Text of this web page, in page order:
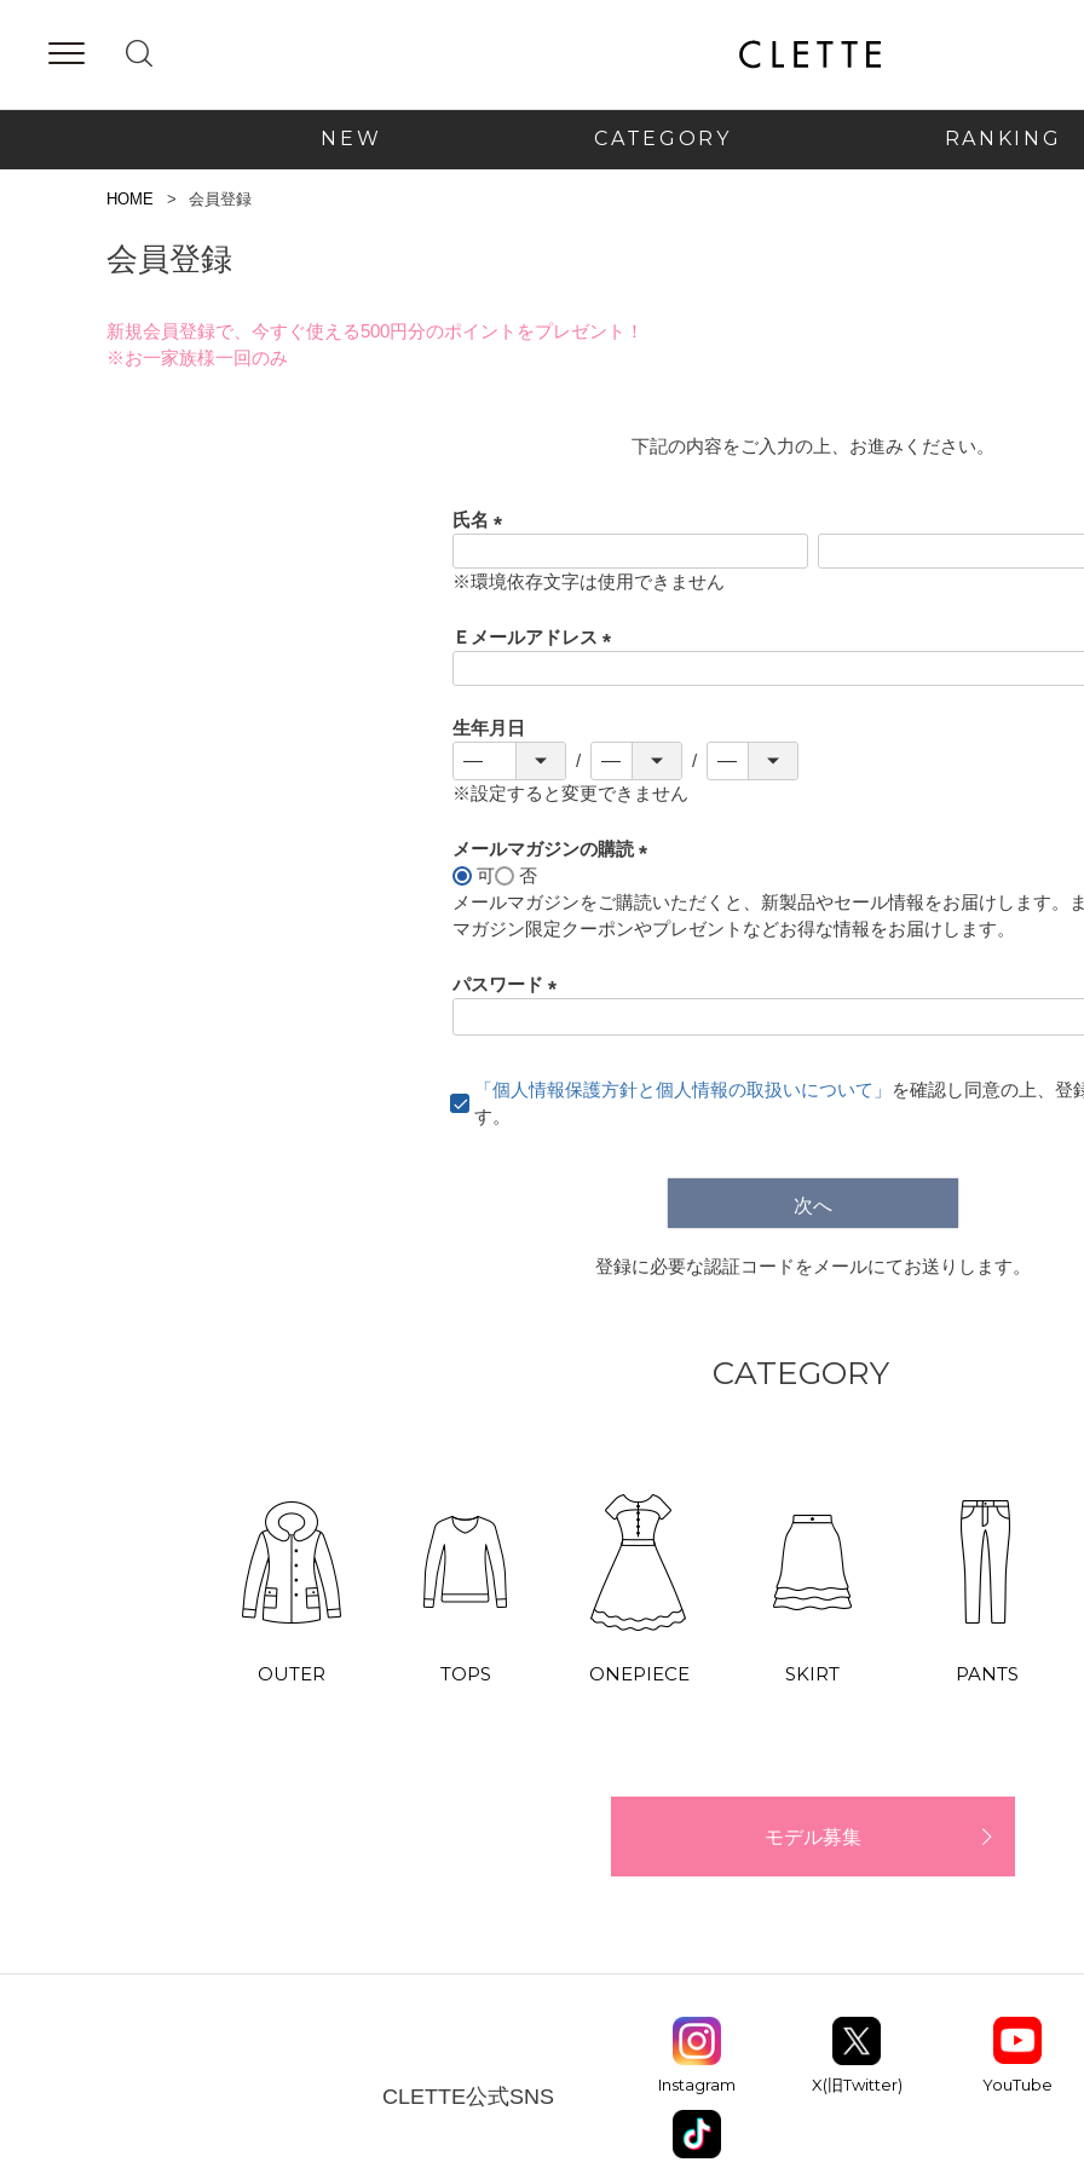
NEW CATEGORY RANKING
HOME 会員登録
会員登録
新規会員登録で、今すぐ使える500円分のポイントをプレゼント！
※お一家族様一回のみ
下記の内容をご入力の上、お進みください。
氏名
必
)
※環境依存文字は使用できません
Ｅメールアドレス
生年月日
※設定すると変更できません
メールマガジンの購読
必
須
可
否
メールマガジンをご購読いただくと、新製品やセール情報をお届けします。
マガジン限定クーポンやプレゼントなどお得な情報をお届けします。
パスワード
)
「個人情報保護方針と個人情報の取扱いについて」
を確認し同意の上、登
す。
次へ
登録に必要な認証コードをメールにてお送りします。
CATEGORY
OUTER TOPS ONEPIECE SKIRT PANTS
モデル募集
CLETTE公式SNS Instagram X(旧Twitter) YouTube